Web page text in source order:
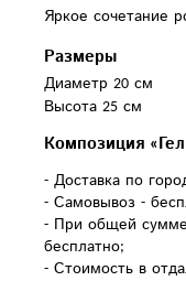
Яркое сочетание
Размеры
Диаметр 20 см
Высота 25 см
Композиция
- Доставка по
- Самовывоз -
- При общей сумме
бесплатно;
- Стоимость в